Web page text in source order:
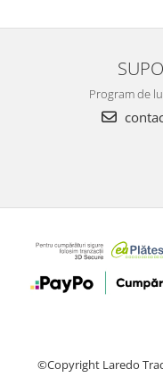
Program de
©Copyright Laredo